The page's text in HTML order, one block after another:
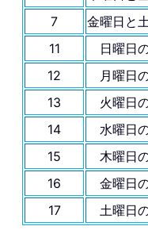
7
金曜日と
11
日曜日
12
月曜日
13
火曜日
14
水曜日
15
木曜日
16
金曜日
17
土曜日